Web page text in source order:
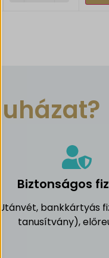
Biztonságos
Utánvét, bankkártyás
tanusítvány),